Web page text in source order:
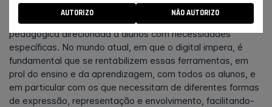
AUTORIZO NÃO AUTORIZO
ensino mais eficientes, flexíveis e personalizadas, devendo
ser encaradas como fortes aliadas na intervenção
pedagógica direcionada a alunos com necessidades
específicas. No mundo atual, em que o digital impera, é
fundamental que se rentabilizem essas ferramentas, em
prol do ensino e da aprendizagem, com todos os alunos, e
em particular com os que necessitam de diferentes formas
de expressão, representação e envolvimento, facilitando-